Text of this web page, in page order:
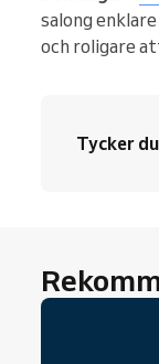
salong
och roligare
Tycker